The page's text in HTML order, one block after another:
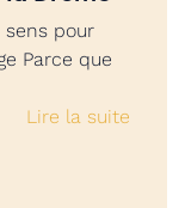
pour
Parce que
Lire la suite